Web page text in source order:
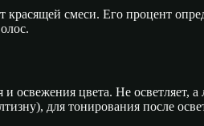
смеси. Его процент
освежения цвета. Не
для тонирования после